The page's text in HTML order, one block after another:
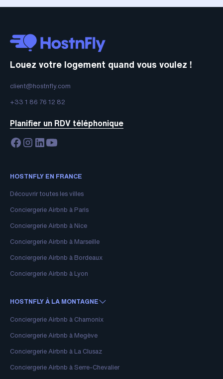
Louez votre logement quand vous voulez !
client@hostnfly.com
+33 1 86 76 12 82
Planifier un RDV téléphonique
HOSTNFLY EN FRANCE
Découvrir toutes les villes
Conciergerie Airbnb à Paris
Conciergerie Airbnb à Nice
Conciergerie Airbnb à Marseille
Conciergerie Airbnb à Bordeaux
Conciergerie Airbnb à Lyon
HOSTNFLY À LA MONTAGNE
Conciergerie Airbnb à Chamonix
Conciergerie Airbnb à Megève
Conciergerie Airbnb à La Clusaz
Conciergerie Airbnb à Serre-Chevalier